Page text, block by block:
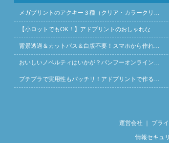
メガプリントのアクキー３種（クリア・カラークリ…
【小ロットでもOK！】アドプリントのおしゃれな…
背景透過＆カットパス＆白版不要！スマホから作れ…
おいしいノベルティはいかが？バンフーオンライン…
プチプラで実用性もバッチリ！アドプリントで作る…
運営会社 ｜ プラ
情報セキュ